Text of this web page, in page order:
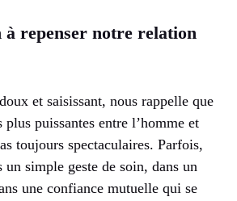
repenser notre relation
et saisissant, nous rappelle que
puissantes entre l’homme et
toujours spectaculaires. Parfois,
un simple geste de soin, dans un
une confiance mutuelle qui se